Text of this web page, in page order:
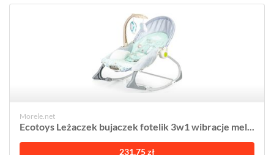
Morele.net
Ecotoys Leżaczek bujaczek fotelik 3w1 wibracje mel...
231,75 zł